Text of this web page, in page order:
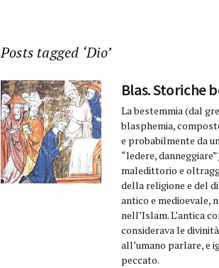
Posts tagged ‘Dio’
Blas. Storiche
La bestemmia (dal
blasphemia,
e probabilmente da
“ledere,
maledittorio e
della religione e del
antico e medioevale,
nell’Islam. L’antica
considerava le
all’umano parlare, e
peccato.